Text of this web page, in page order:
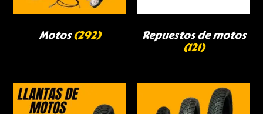
Motos(292) Repuestos de motos
(121)